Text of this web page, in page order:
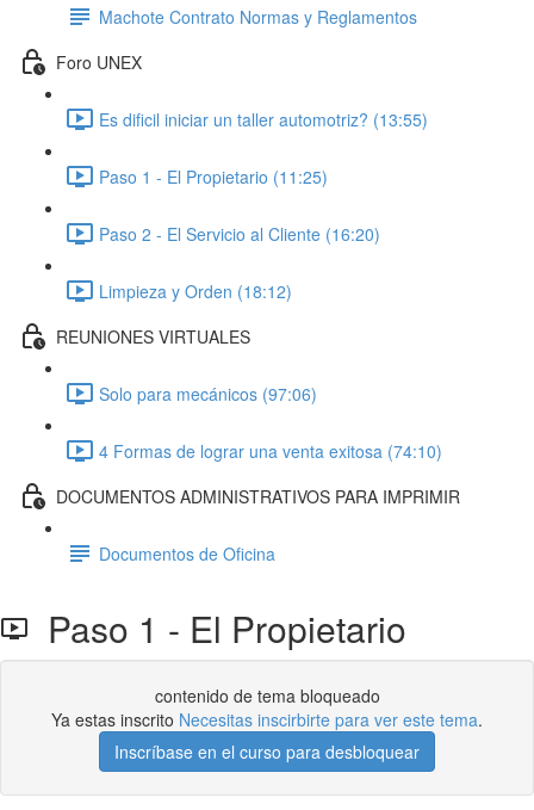
Machote Contrato Normas y Reglamentos
Foro UNEX
Es dificil iniciar un taller automotriz? (13:55)
Paso 1 - El Propietario (11:25)
Paso 2 - El Servicio al Cliente (16:20)
Limpieza y Orden (18:12)
REUNIONES VIRTUALES
Solo para mecánicos (97:06)
4 Formas de lograr una venta exitosa (74:10)
DOCUMENTOS ADMINISTRATIVOS PARA IMPRIMIR
Documentos de Oficina
Paso 1 - El Propietario
contenido de tema bloqueado
Ya estas inscrito Necesitas inscirbirte para ver este tema.
Inscríbase en el curso para desbloquear